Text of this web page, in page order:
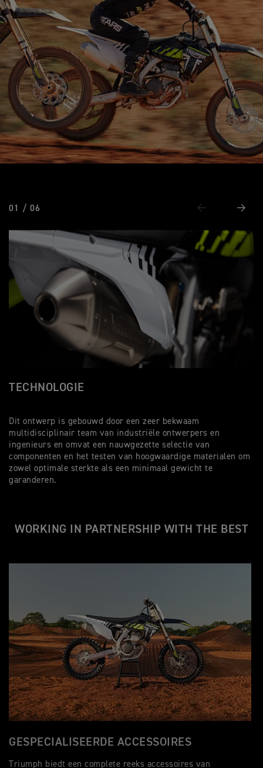
01 / 06 Vorige
TECHNOLOGIE
Dit ontwerp is gebouwd door een zeer bekwaam
multidisciplinair team van industriële ontwerpers en
ingenieurs en omvat een nauwgezette selectie van
componenten en het testen van hoogwaardige materialen om
zowel optimale sterkte als een minimaal gewicht te
garanderen.
WORKING IN PARTNERSHIP WITH THE BEST
GESPECIALISEERDE ACCESSOIRES
Triumph biedt een complete reeks accessoires van